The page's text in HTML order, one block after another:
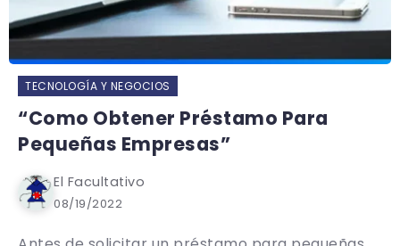
TECNOLOGÍA Y NEGOCIOS
“Como Obtener Préstamo Para
Pequeñas Empresas”
El Facultativo
08/19/2022